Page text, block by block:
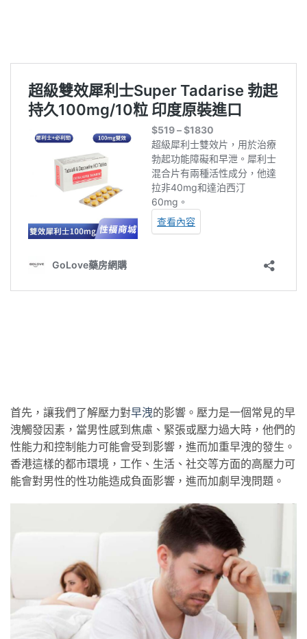
首先，讓我們了解壓力對早洩的影響。壓力是一個常見的早
洩觸發因素，當男性感到焦慮、緊張或壓力過大時，他們的
性能力和控制能力可能會受到影響，進而加重早洩的發生。
香港這樣的都市環境，工作、生活、社交等方面的高壓力可
能會對男性的性功能造成負面影響，進而加劇早洩問題。